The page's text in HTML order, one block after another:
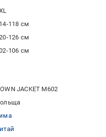
118 см
126 см
106 см
JACKET M602